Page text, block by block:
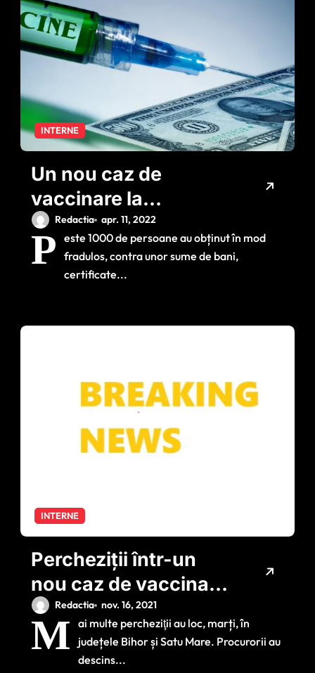
INTERNE
Un nou caz de
vaccinare la
chiuvetă: Peste 1000
de persoane au
obținut în mod
unor sume de bani,
Redactia apr. 11, 2022
P este 1000 de persoane au obținut în mod
fradulos, contra unor sume de bani,
certificate...
INTERNE
Percheziții într-un
nou caz de vaccinare
la chiuvetă. Peste
2.000 de certificate
Redactia nov. 16, 2021
M ai multe percheziţii au loc, marți, în
județele Bihor și Satu Mare. Procurorii au
descins...